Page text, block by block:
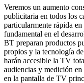
Veremos un aumento
publicitaria en todos los
particularmente rápida
fundamental en el
BT preparan productos
propios y la tecnología
harán accesible la TV
audiencias y medición
en la pantalla de TV